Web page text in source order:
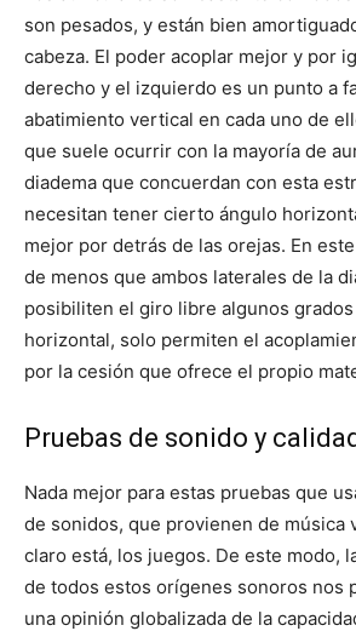
son pesados, y están bien
cabeza. El poder acoplar mejor y por
derecho y el izquierdo es un punto a
abatimiento vertical en cada uno de
que suele ocurrir con la mayoría de
diadema que concuerdan con esta
necesitan tener cierto ángulo
mejor por detrás de las orejas. En
de menos que ambos laterales de la
posibiliten el giro libre algunos
horizontal, solo permiten el
por la cesión que ofrece el propio
Pruebas de sonido y
Nada mejor para estas pruebas que
de sonidos, que provienen de música
claro está, los juegos. De este modo,
de todos estos orígenes sonoros nos
una opinión globalizada de la